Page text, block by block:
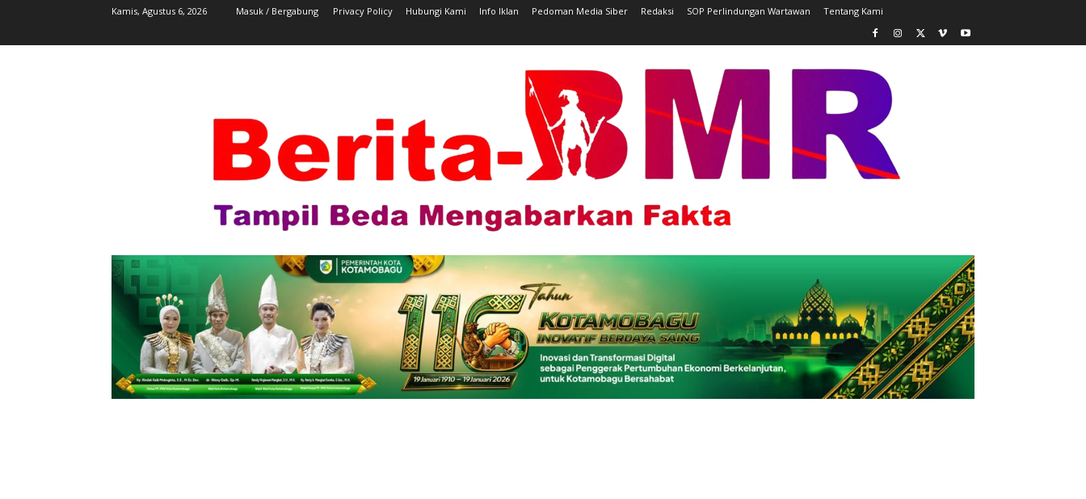
Kamis, Agustus 6, 2026 Masuk / Bergabung Privacy Policy Hubungi Kami Info Iklan Pedoman Media Siber Redaksi SOP Perlindungan Wartawan Tentang Kami